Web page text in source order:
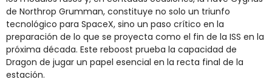
de Northrop Grumman, constituye no solo un triunfo
tecnológico para SpaceX, sino un paso crítico en la
preparación de lo que se proyecta como el fin de la ISS en la
próxima década. Este reboost prueba la capacidad de
Dragon de jugar un papel esencial en la recta final de la
estación.